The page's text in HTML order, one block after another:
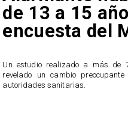
de 13 a 15
encuesta del
Un estudio realizado a más de
revelado un cambio
autoridades sanitarias.